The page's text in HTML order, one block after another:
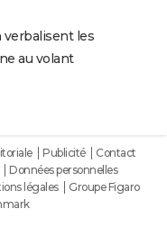
verbalisent les
au volant
Publicité
Contact
Données personnelles
légales
Groupe Figaro